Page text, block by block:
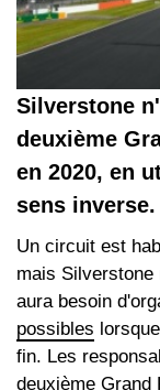
Silverstone
deuxième
en 2020, en
sens inverse.
Un circuit est
mais Silverstone
aura besoin
possibles
fin. Les
deuxième Grand